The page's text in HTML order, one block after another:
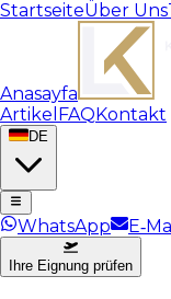
StartseiteÜber Uns
Anasayfa
Artikel FAQKontakt
DE
WhatsApp
Ihre Eignung prüfen